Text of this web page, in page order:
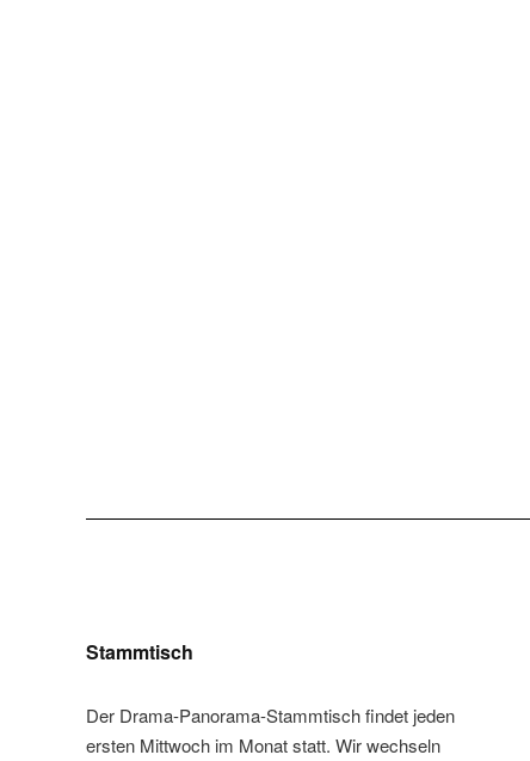
Stammtisch
Der Drama-Panorama-Stammtisch findet jeden
ersten Mittwoch im Monat statt. Wir wechseln